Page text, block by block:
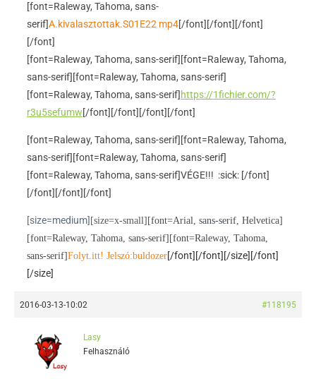
[font=Raleway, Tahoma, sans-
serif]A.kivalasztottak.S01E22 mp4[/font] [/font] [/font]
[/font]
[font=Raleway, Tahoma, sans-serif] [font=Raleway, Tahoma,
sans-serif] [font=Raleway, Tahoma, sans-serif]
[font=Raleway, Tahoma, sans-serif] https://1fichier.com/?
r3u5sefumw[/font] [/font] [/font] [/font]
[font=Raleway, Tahoma, sans-serif] [font=Raleway, Tahoma,
sans-serif] [font=Raleway, Tahoma, sans-serif]
[font=Raleway, Tahoma, sans-serif]VÉGE!!! :sick: [/font]
[/font] [/font] [/font]
[size=medium] [size=x-small] [font=Arial, sans-serif, Helvetica]
[font=Raleway, Tahoma, sans-serif] [font=Raleway, Tahoma,
sans-serif]Folyt.itt! Jelszó:buldozer[/font][/font][/size][/font]
[/size]
2016-03-13-10:02 #118195
Lasy
Felhasználó